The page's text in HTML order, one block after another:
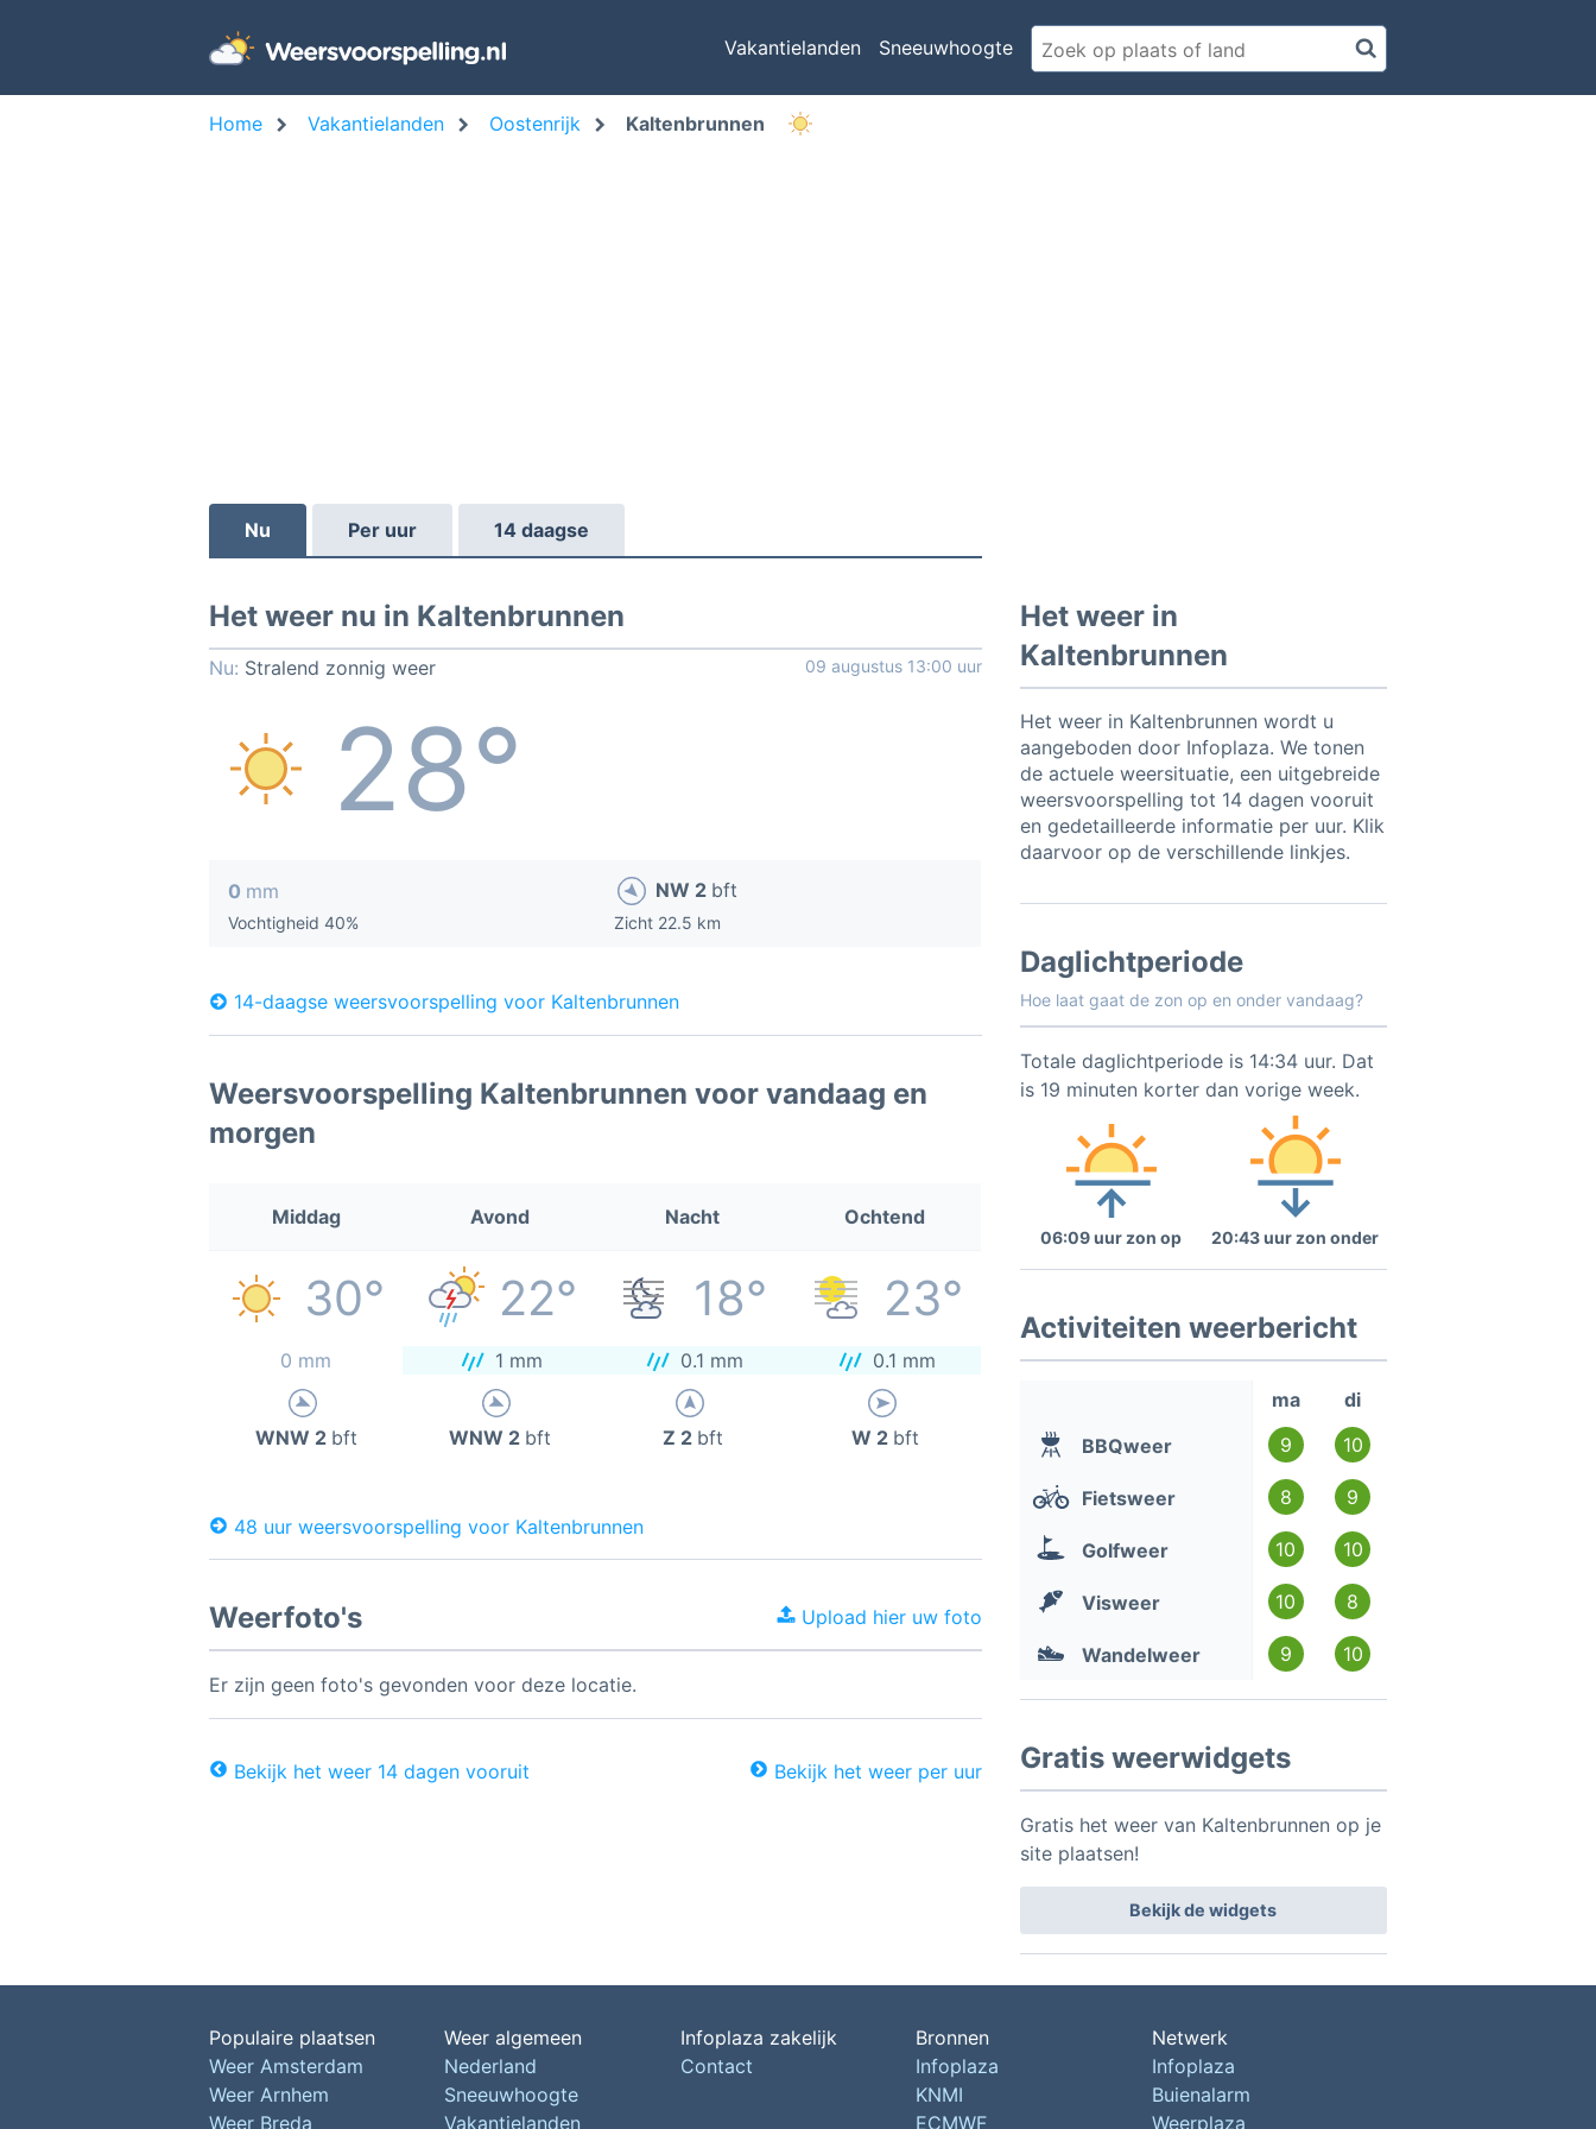
Vakantielanden Sneeuwhoogte
Home Vakantielanden Oostenrijk Kaltenbrunnen
Nu Per uur 14 daagse
Het weer nu in Kaltenbrunnen
Nu: Stralend zonnig weer 09 augustus 13:00 uur
28°
0 mm
Vochtigheid 40%
NW 2 bft
Zicht 22.5 km
14-daagse weersvoorspelling voor Kaltenbrunnen
Weersvoorspelling Kaltenbrunnen voor vandaag en
morgen
Middag Avond Nacht Ochtend
30° 22° 18° 23°
0 mm 1 mm 0.1 mm 0.1 mm
WNW 2 bft WNW 2 bft Z 2 bft W 2 bft
48 uur weersvoorspelling voor Kaltenbrunnen
Weerfoto's Upload hier uw foto
Er zijn geen foto's gevonden voor deze locatie.
Bekijk het weer 14 dagen vooruit Bekijk het weer per uur
Het weer in
Kaltenbrunnen
Het weer in Kaltenbrunnen wordt u
aangeboden door Infoplaza. We tonen
de actuele weersituatie, een uitgebreide
weersvoorspelling tot 14 dagen vooruit
en gedetailleerde informatie per uur. Klik
daarvoor op de verschillende linkjes.
Daglichtperiode
Hoe laat gaat de zon op en onder vandaag?
Totale daglichtperiode is 14:34 uur. Dat
is 19 minuten korter dan vorige week.
06:09 uur zon op 20:43 uur zon onder
Activiteiten weerbericht
ma
di
BBQweer
9 10
Fietsweer 8 9
Golfweer 10 10
Visweer 10 8
Wandelweer 9 10
Gratis weerwidgets
Gratis het weer van Kaltenbrunnen op je
site plaatsen!
Bekijk de widgets
Populaire plaatsen
Weer Amsterdam
Weer Arnhem
Weer Breda
Weer algemeen
Nederland
Sneeuwhoogte
Vakantielanden
Infoplaza zakelijk
Contact
Bronnen
Infoplaza
KNMI
ECMWF
Netwerk
Infoplaza
Buienalarm
Weerplaza